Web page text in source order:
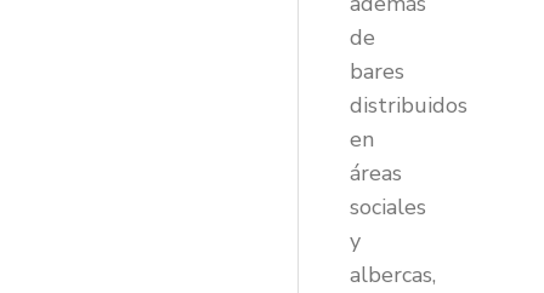
de
bares
distribuidos
en
áreas
sociales
y
albercas,